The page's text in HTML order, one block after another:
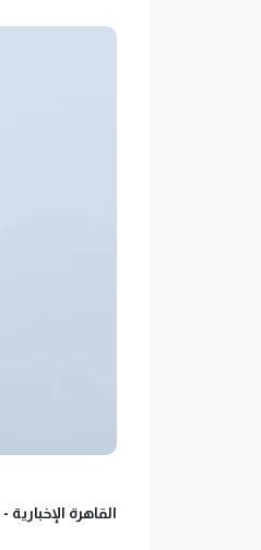
القاهرة الإخبارية -